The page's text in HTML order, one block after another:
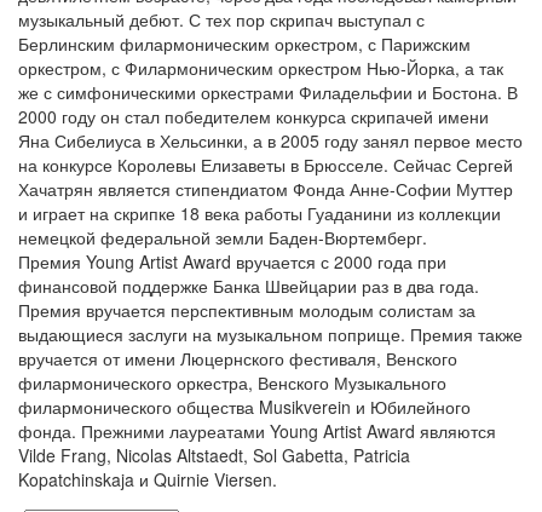
музыкальный дебют. С тех пор скрипач выступал с
Берлинским филармоническим оркестром, с Парижским
оркестром, с Филармоническим оркестром Нью-Йорка, а так
же с симфоническими оркестрами Филадельфии и Бостона. В
2000 году он стал победителем конкурса скрипачей имени
Яна Сибелиуса в Хельсинки, а в 2005 году занял первое место
на конкурсе Королевы Елизаветы в Брюсселе. Сейчас Сергей
Хачатрян является стипендиатом Фонда Анне-Софии Муттер
и играет на скрипке 18 века работы Гуаданини из коллекции
немецкой федеральной земли Баден-Вюртемберг.
Премия Young Artist Award вручается с 2000 года при
финансовой поддержке Банка Швейцарии раз в два года.
Премия вручается перспективным молодым солистам за
выдающиеся заслуги на музыкальном поприще. Премия также
вручается от имени Люцернского фестиваля, Венского
филармонического оркестра, Венского Музыкального
филармонического общества Musikverein и Юбилейного
фонда. Прежними лауреатами Young Artist Award являются
Vilde Frang, Nicolas Altstaedt, Sol Gabetta, Patricia
Kopatchinskaja и Quirnie Viersen.